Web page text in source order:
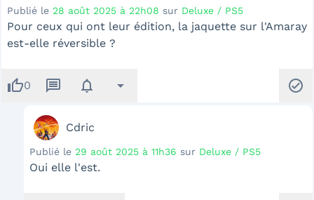
Publié le 28 août 2025 à 22h08 sur Deluxe / PS5
Pour ceux qui ont leur édition, la jaquette sur l'Amaray
est-elle réversible ?
thumb_up0 message notifications arrow_drop_down check_circle
Cdric
Publié le 29 août 2025 à 11h36 sur Deluxe / PS5
Oui elle l'est.